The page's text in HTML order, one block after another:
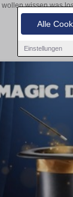
Alle
Einstellungen
wollen wissen was